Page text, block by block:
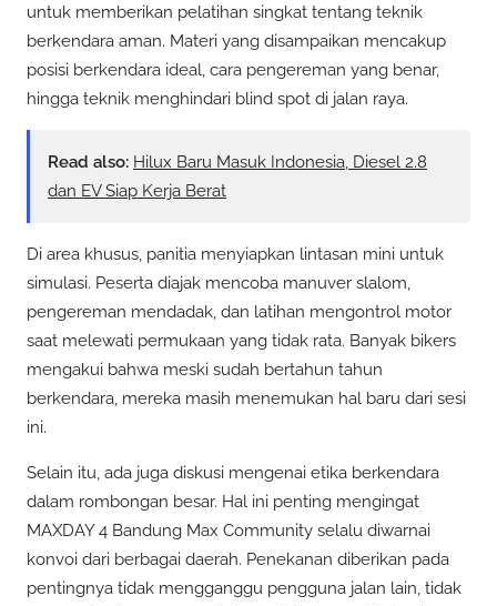
untuk memberikan pelatihan singkat tentang teknik
berkendara aman. Materi yang disampaikan mencakup
posisi berkendara ideal, cara pengereman yang benar,
hingga teknik menghindari blind spot di jalan raya.
Read also: Hilux Baru Masuk Indonesia, Diesel 2.8
dan EV Siap Kerja Berat
Di area khusus, panitia menyiapkan lintasan mini untuk
simulasi. Peserta diajak mencoba manuver slalom,
pengereman mendadak, dan latihan mengontrol motor
saat melewati permukaan yang tidak rata. Banyak bikers
mengakui bahwa meski sudah bertahun tahun
berkendara, mereka masih menemukan hal baru dari sesi
ini.
Selain itu, ada juga diskusi mengenai etika berkendara
dalam rombongan besar. Hal ini penting mengingat
MAXDAY 4 Bandung Max Community selalu diwarnai
konvoi dari berbagai daerah. Penekanan diberikan pada
pentingnya tidak mengganggu pengguna jalan lain, tidak